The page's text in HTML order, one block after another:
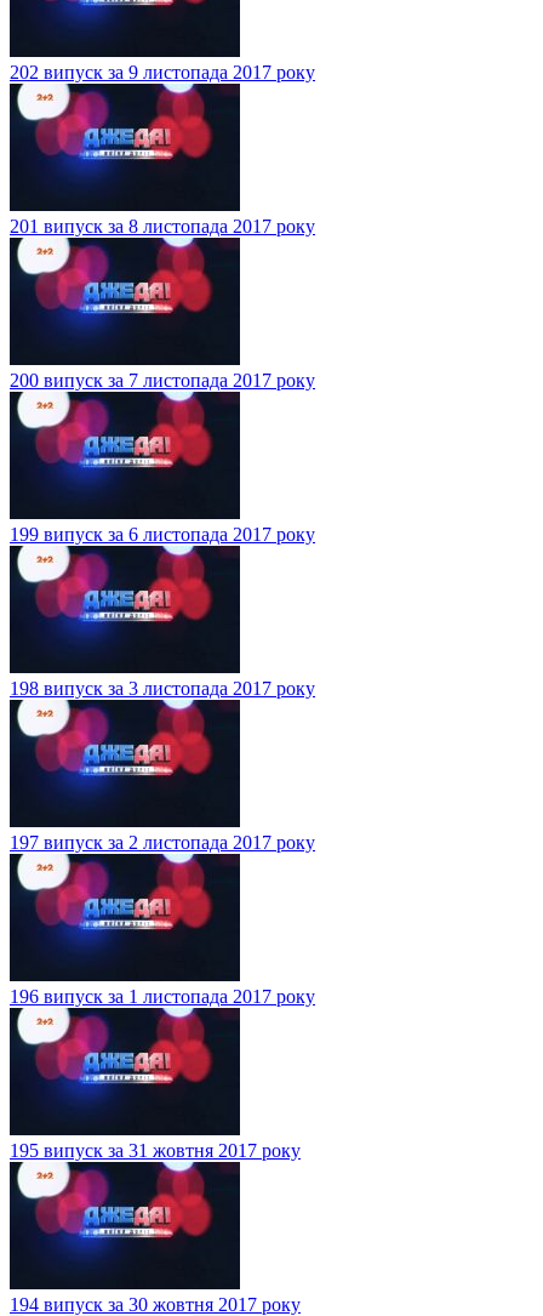
202 випуск за 9 листопада 2017 року
201 випуск за 8 листопада 2017 року
200 випуск за 7 листопада 2017 року
199 випуск за 6 листопада 2017 року
198 випуск за 3 листопада 2017 року
197 випуск за 2 листопада 2017 року
196 випуск за 1 листопада 2017 року
195 випуск за 31 жовтня 2017 року
194 випуск за 30 жовтня 2017 року